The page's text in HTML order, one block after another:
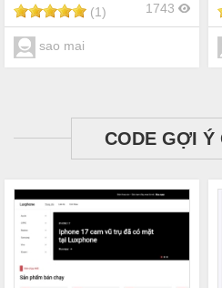
(1) 1743
sao mai
CODE GỢI Ý